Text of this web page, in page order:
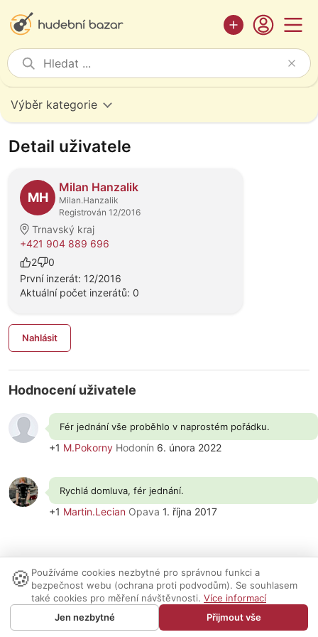
Výběr kategorie
Detail uživatele
MH
Milan Hanzalik
Milan.Hanzalik
Registrován 12/2016
Trnavský kraj
+421 904 889 696
2
0
První inzerát: 12/2016
Aktuální počet inzerátů: 0
Nahlásit
Hodnocení uživatele
Fér jednání vše proběhlo v naprostém pořádku.
+1 M.Pokorny Hodonín 6. února 2022
Rychlá domluva, fér jednání.
+1 Martin.Lecian Opava 1. října 2017
Nastavení cookies | Vzhled:světlý tmavý | Kontakt
© 1999-2026 AUDIO PARTNER s.r.o.
🍪 Používáme cookies nezbytné pro správnou funkci a
bezpečnost webu (ochrana proti podvodům). Se souhlasem
také cookies pro měření návštěvnosti. Více informací
Jen nezbytné
Přijmout vše